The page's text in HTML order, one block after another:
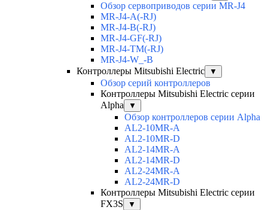
Обзор сервоприводов серии MR-J4
MR-J4-A(-RJ)
MR-J4-B(-RJ)
MR-J4-GF(-RJ)
MR-J4-TM(-RJ)
MR-J4-W_-B
Контроллеры Mitsubishi Electric
▼
Обзор серий контроллеров
Контроллеры Mitsubishi Electric серии
Alpha
▼
Обзор контроллеров серии Alpha
AL2-10MR-A
AL2-10MR-D
AL2-14MR-A
AL2-14MR-D
AL2-24MR-A
AL2-24MR-D
Контроллеры Mitsubishi Electric серии
FX3S
▼